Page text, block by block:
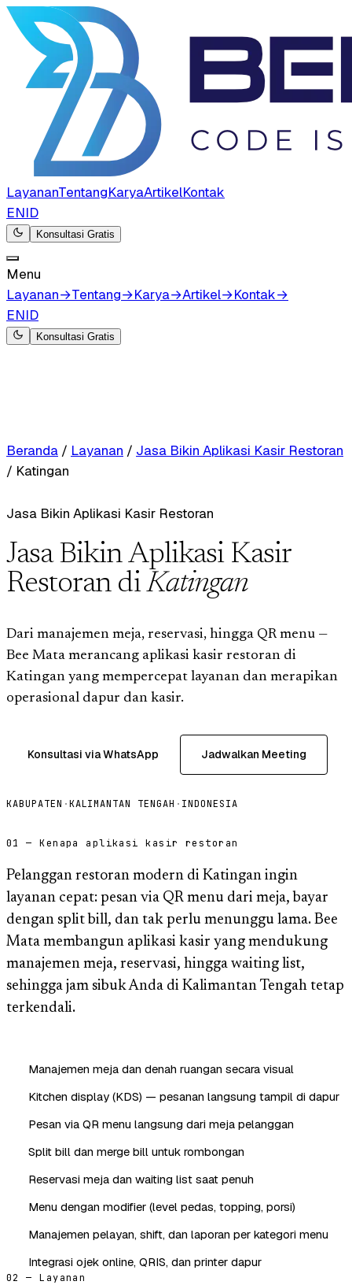
LayananTentangKaryaArtikelKontak
ENID
Konsultasi Gratis
Menu
Layanan→Tentang→Karya→Artikel→Kontak→
ENID
Konsultasi Gratis
Beranda / Layanan / Jasa Bikin Aplikasi Kasir Restoran
/ Katingan
Jasa Bikin Aplikasi Kasir Restoran
Jasa Bikin Aplikasi Kasir
Restoran diKatingan
Dari manajemen meja, reservasi, hingga QR menu —
Bee Mata merancang aplikasi kasir restoran di
Katingan yang mempercepat layanan dan merapikan
operasional dapur dan kasir.
Konsultasi via WhatsApp Jadwalkan Meeting
KABUPATEN ·KALIMANTAN TENGAH · INDONESIA
01 — Kenapa aplikasi kasir restoran
Pelanggan restoran modern di Katingan ingin
layanan cepat: pesan via QR menu dari meja, bayar
dengan split bill, dan tak perlu menunggu lama. Bee
Mata membangun aplikasi kasir yang mendukung
manajemen meja, reservasi, hingga waiting list,
sehingga jam sibuk Anda di Kalimantan Tengah tetap
terkendali.
Manajemen meja dan denah ruangan secara visual
Kitchen display (KDS) — pesanan langsung tampil di dapur
Pesan via QR menu langsung dari meja pelanggan
Split bill dan merge bill untuk rombongan
Reservasi meja dan waiting list saat penuh
Menu dengan modifier (level pedas, topping, porsi)
Manajemen pelayan, shift, dan laporan per kategori menu
Integrasi ojek online, QRIS, dan printer dapur
02 — Layanan